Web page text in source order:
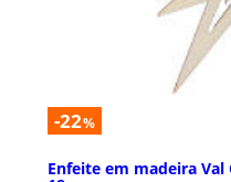
-22%
Enfeite em madeira